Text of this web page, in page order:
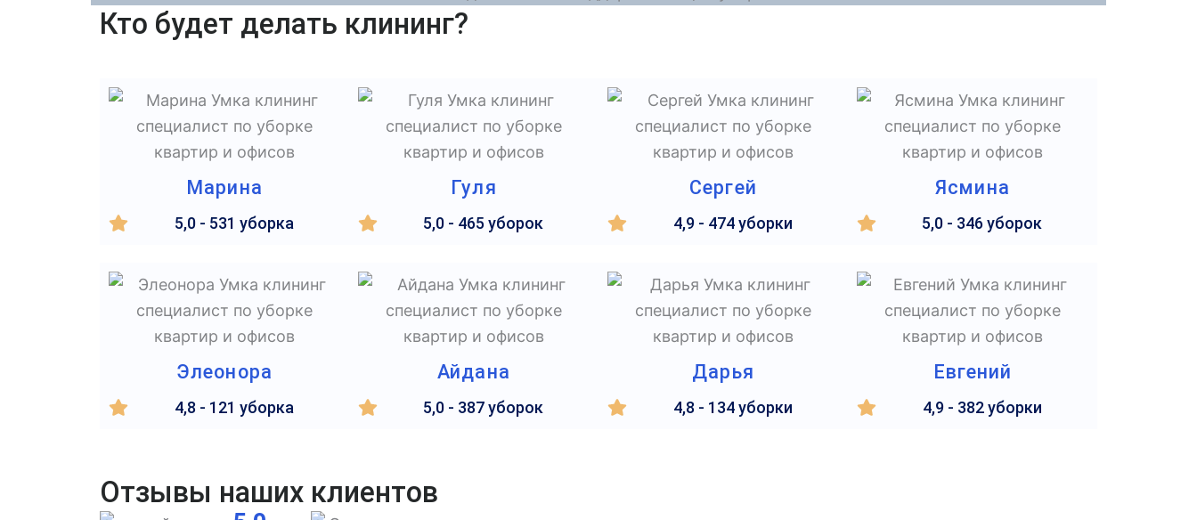
Кто будет делать клининг?
Марина
5,0 - 531 уборка
Гуля
5,0 - 465 уборок
Сергей
4,9 - 474 уборки
Ясмина
5,0 - 346 уборок
Элеонора
4,8 - 121 уборка
Айдана
5,0 - 387 уборок
Дарья
4,8 - 134 уборки
Евгений
4,9 - 382 уборки
Отзывы наших клиентов